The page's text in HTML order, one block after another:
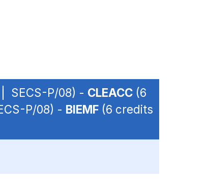
SECS-P/08) - CLEACC (6
P/08) - BIEMF (6 credits